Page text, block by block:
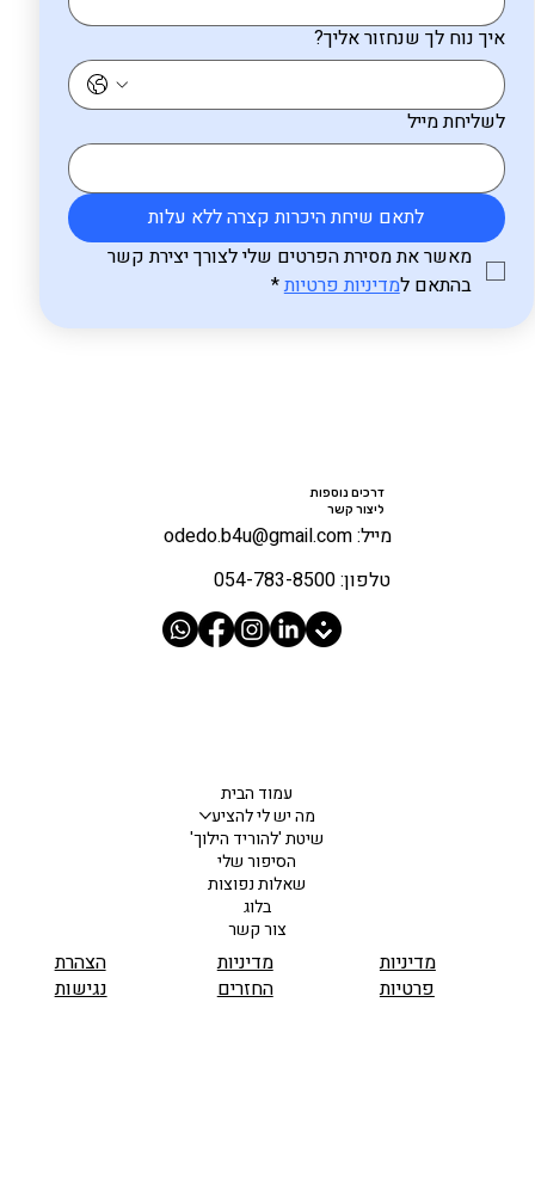
איך נוח לך שנחזור אליך?
לשליחת מייל
לתאם שיחת היכרות קצרה ללא עלות
בהתאם למדיניות פרטיות*
דרכים נוספות
ליצור קשר
מייל: odedo.b4u@gmail.com
טלפון: 054-783-8500
עמוד הבית
מה יש לי להציע
שיטת 'להוריד הילוך'
הסיפור שלי
שאלות נפוצות
בלוג
צור קשר
הצהרת
נגישות
מדיניות
החזרים
מדיניות
פרטיות